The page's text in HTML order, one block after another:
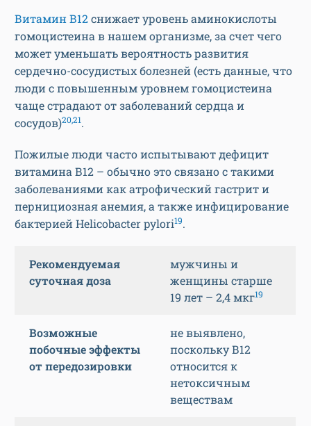
Витамин В12снижает уровень аминокислоты
гомоцистеина в нашем организме, за счет чего
может уменьшать вероятность развития
сердечно-сосудистых болезней (есть данные, что
люди с повышенным уровнем гомоцистеина
чаще страдают от заболеваний сердца и
сосудов)20,21.
Пожилые люди часто испытывают дефицит
витамина В12 – обычно это связано с такими
заболеваниями как атрофический гастрит и
пернициозная анемия, а также инфицирование
бактерией Helicobacter pylori19.
Рекомендуемая
суточная доза
мужчины и
женщины старше
19 лет – 2,4 мкг19
Возможные
побочные эффекты
от передозировки
не выявлено,
поскольку В12
относится к
нетоксичным
веществам